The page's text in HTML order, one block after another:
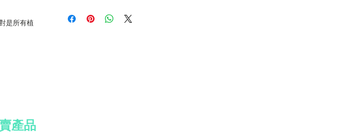
是所有植
免費 Well Voyaged 心意卡
所有國際訂單須加收運費 HK$200
產品